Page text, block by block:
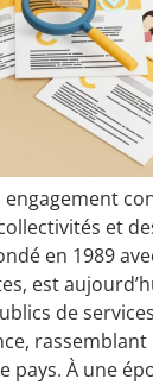
engagement
et
en 1989
est
de
rassemblant
pays. À une